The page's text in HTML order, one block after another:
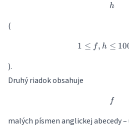
h
h
(
1
1 ≤ f, h ≤
).
Druhý riadok obsahuje
f
f
malých písmen anglickej abecedy